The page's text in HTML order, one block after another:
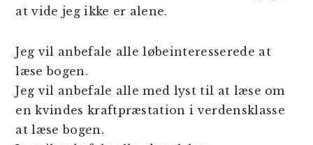
at vide jeg ikke er alene.
Jeg vil anbefale alle løbeinteresserede at
læse bogen.
Jeg vil anbefale alle med lyst til at læse om
en kvindes kraftpræstation i verdensklasse
at læse bogen.